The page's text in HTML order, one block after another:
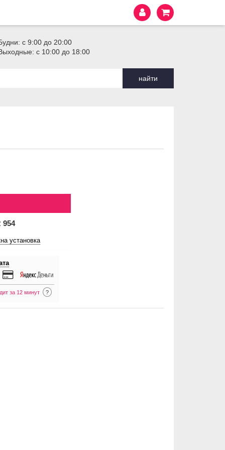
с 9:00 до 20:00
с 10:00 до 18:00
найти
954
установка
за 12 минут ?